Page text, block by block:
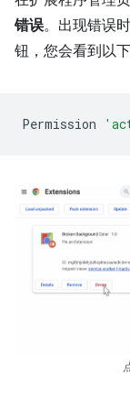
错误。出现错误时
钮，您会看到以
Permission